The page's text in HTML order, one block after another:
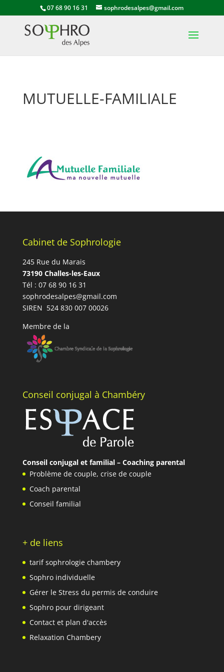
07 68 90 16 31 sophrodesalpes@gmail.com
MUTUELLE-FAMILIALE
Cabinet de Sophrologie
245 Rue du Marais
73190 Challes-les-Eaux
Tél : 07 68 90 16 31
sophrodesalpes@gmail.com
SIREN 524 830 007 00026
Membre de la
Conseil conjugal à Chambéry
Conseil conjugal et familial – Coaching parental
Problème de couple, crise de couple
Coach parental
Conseil familial
+ de liens
tarif sophrologie chambery
Sophro individuelle
Gérer le Stress du permis de conduire
Sophro pour dirigeant
Contact et plan d'accès
Relaxation Chambery